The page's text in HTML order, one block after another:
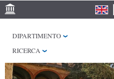
CENTRI DI RICERCA
BIBLIOTECHE
DIPARTIMENTO
RICERCA